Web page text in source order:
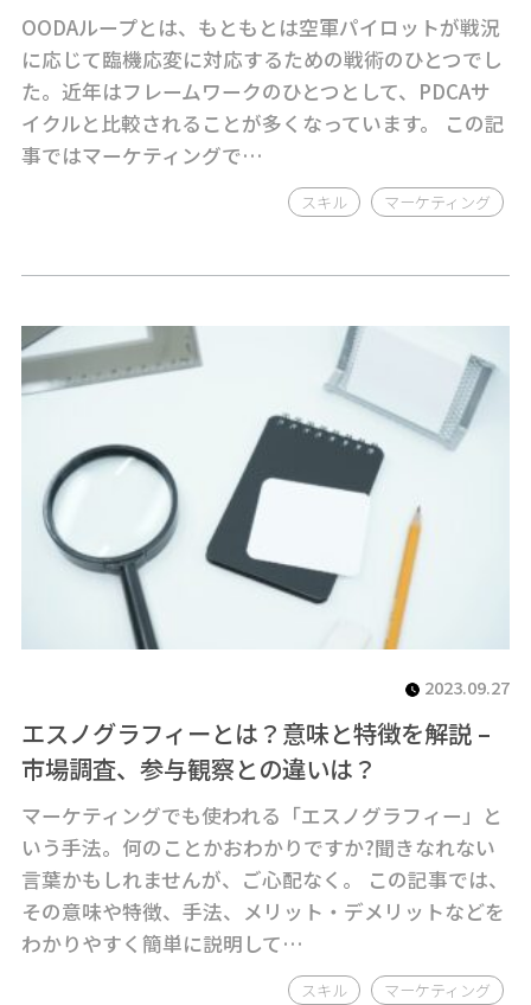
OODAループとは、もともとは空軍パイロットが戦況
に応じて臨機応変に対応するための戦術のひとつでし
た。近年はフレームワークのひとつとして、PDCAサ
イクルと比較されることが多くなっています。 この記
事ではマーケティングで…
スキル マーケティング
2023.09.27
エスノグラフィーとは？意味と特徴を解説 –
市場調査、参与観察との違いは？
マーケティングでも使われる「エスノグラフィー」と
いう手法。何のことかおわかりですか?聞きなれない
言葉かもしれませんが、ご心配なく。 この記事では、
その意味や特徴、手法、メリット・デメリットなどを
わかりやすく簡単に説明して…
スキル マーケティング